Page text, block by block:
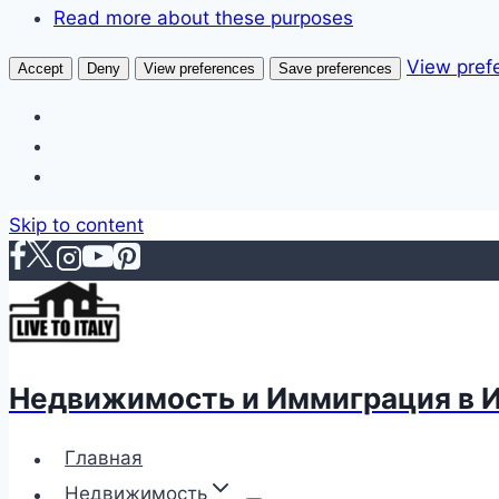
Read more about these purposes
Accept Deny View preferences Save preferences View
Skip to content
Недвижимость и Иммиграция в
Главная
Недвижимость